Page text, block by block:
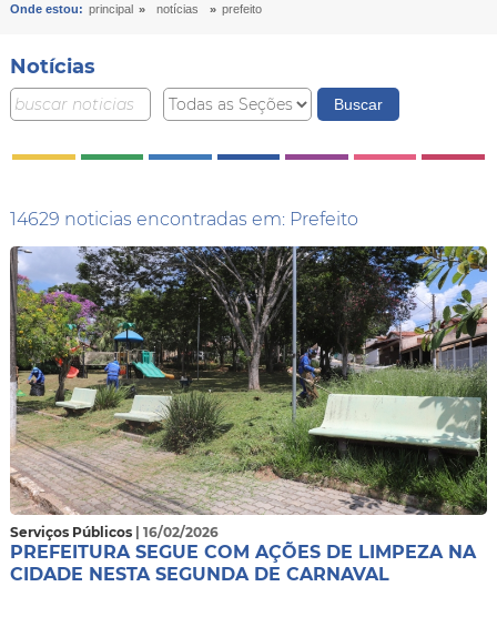
Onde estou: principal » notícias » prefeito
Notícias
14629 noticias encontradas em: Prefeito
Serviços Públicos | 16/02/2026
PREFEITURA SEGUE COM AÇÕES DE LIMPEZA NA
CIDADE NESTA SEGUNDA DE CARNAVAL